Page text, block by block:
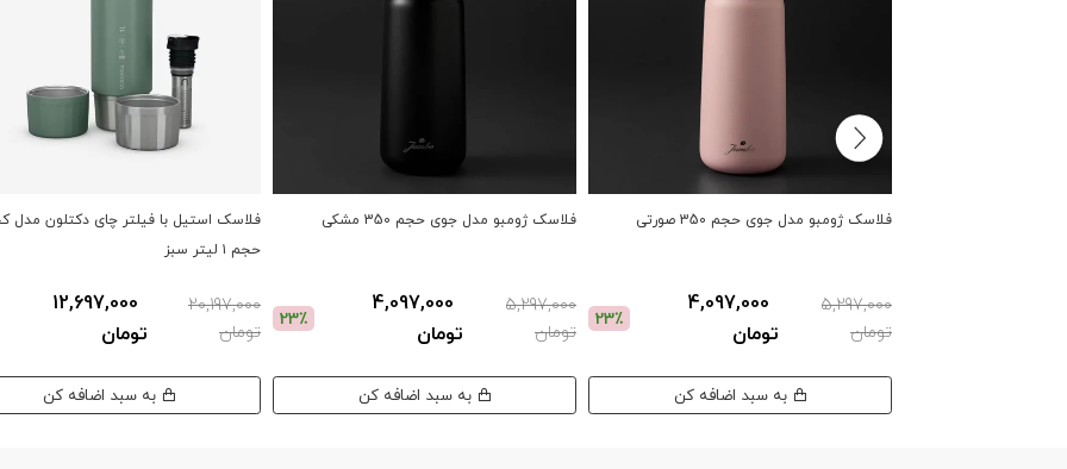
فلاسک ژومبو مدل جوی حجم 350 صورتی
5,297,000
تومان
4,097,000
تومان
23٪
به سبد اضافه کن
فلاسک ژومبو مدل جوی حجم 350 مشکی
5,297,000
تومان
4,097,000
تومان
23٪
به سبد اضافه کن
فلاسک استیل با فیلتر چای دکتلون مدل
حجم ۱ لیتر سبز
20,197,000
تومان
12,697,000
تومان
به سبد اضافه کن